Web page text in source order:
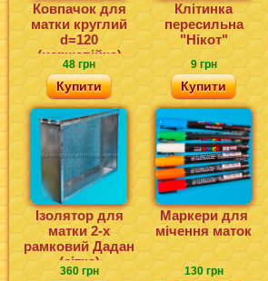
Ковпачок для
матки круглий
d=120
(нержавійка)
48 грн
Купити
Клітинка
пересильна
"Нікот"
9 грн
Купити
Ізолятор для
матки 2-х
рамковий Дадан
(сітка)
360 грн
Маркери для
мічення маток
130 грн